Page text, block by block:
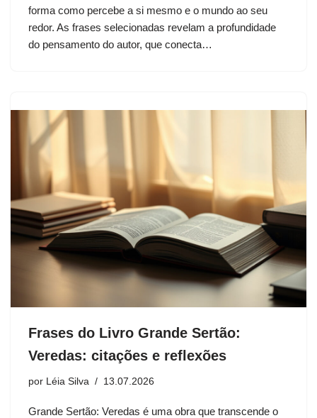
forma como percebe a si mesmo e o mundo ao seu
redor. As frases selecionadas revelam a profundidade
do pensamento do autor, que conecta…
Frases do Livro Grande Sertão:
Veredas: citações e reflexões
por Léia Silva 13.07.2026
Grande Sertão: Veredas é uma obra que transcende o